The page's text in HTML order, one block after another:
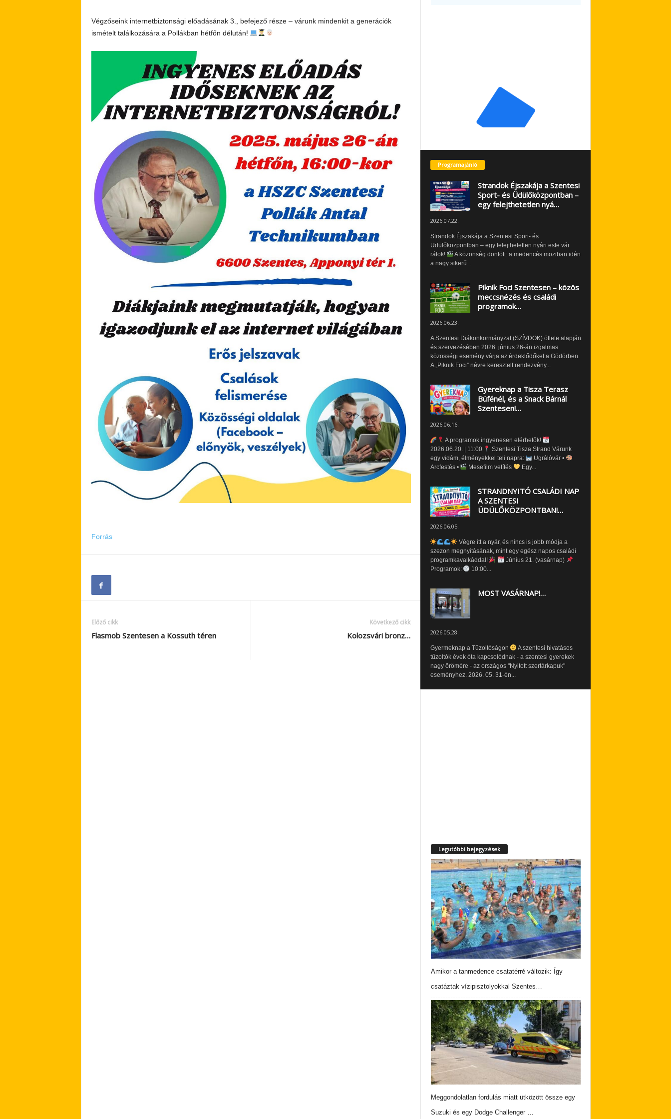
Végzőseink internetbiztonsági előadásának 3., befejező része – várunk mindenkit a generációk
ismételt találkozására a Pollákban hétfőn délután!
Forrás
Előző cikk
Flasmob Szentesen a Kossuth téren
Következő cikk
Kolozsvári bronz…
Programajánló
Strandok Éjszakája a Szentesi
Sport- és Üdülőközpontban –
egy felejthetetlen nyá…
2026.07.22.
Strandok Éjszakája a Szentesi Sport- és
Üdülőközpontban – egy felejthetetlen nyári este vár
rátok!
A közönség döntött: a medencés moziban idén
a nagy sikerű...
Piknik Foci Szentesen – közös
meccsnézés és családi
programok…
2026.06.23.
A Szentesi Diákönkormányzat (SZÍVDÖK) ötlete alapján
és szervezésében 2026. június 26-án izgalmas
közösségi esemény várja az érdeklődőket a Gödörben.
A „Piknik Foci” névre keresztelt rendezvény...
Gyereknap a Tisza Terasz
Büfénél, és a Snack Bárnál
Szentesen!…
2026.06.16.
A programok ingyenesen elérhetők!
2026.06.20. | 11:00
Szentesi Tisza Strand Várunk
egy vidám, élményekkel teli napra:
Ugrálóvár •
Arcfestés •
Mesefilm vetítés Egy...
STRANDNYITÓ CSALÁDI NAP
A SZENTESI
ÜDÜLŐKÖZPONTBAN!…
2026.06.05.
Végre itt a nyár, és nincs is jobb módja a
szezon megnyitásának, mint egy egész napos családi
programkavalkáddal!
Június 21. (vasárnap)
Programok:
10:00...
MOST VASÁRNAP!…
2026.05.28.
Gyermeknap a Tűzoltóságon
A szentesi hivatásos
tűzoltók évek óta kapcsolódnak - a szentesi gyerekek
nagy örömére - az országos "Nyitott szertárkapuk"
eseményhez. 2026. 05. 31-én...
Legutóbbi bejegyzések
Amikor a tanmedence csatatérré változik: Így
csatáztak vízipisztolyokkal Szentes…
Meggondolatlan fordulás miatt ütközött össze egy
Suzuki és egy Dodge Challenger …